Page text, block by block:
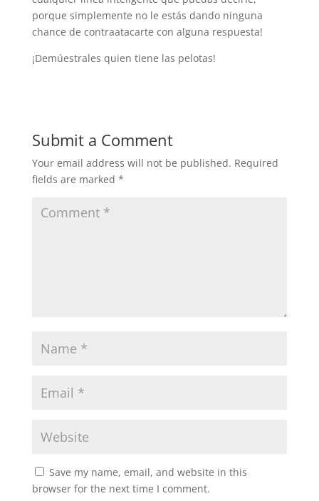
porque simplemente no le estás dando ninguna
chance de contraatacarte con alguna respuesta!
¡Demúestrales quien tiene las pelotas!
Submit a Comment
Your email address will not be published. Required
fields are marked *
Save my name, email, and website in this
browser for the next time I comment.